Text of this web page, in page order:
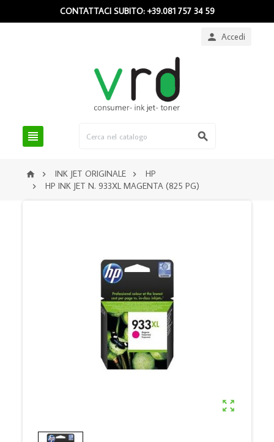
CONTATTACI SUBITO: +39.081 757 34 59
 Accedi
 
  INK JET ORIGINALE  HP
 HP INK JET N. 933XL MAGENTA (825 PG)
